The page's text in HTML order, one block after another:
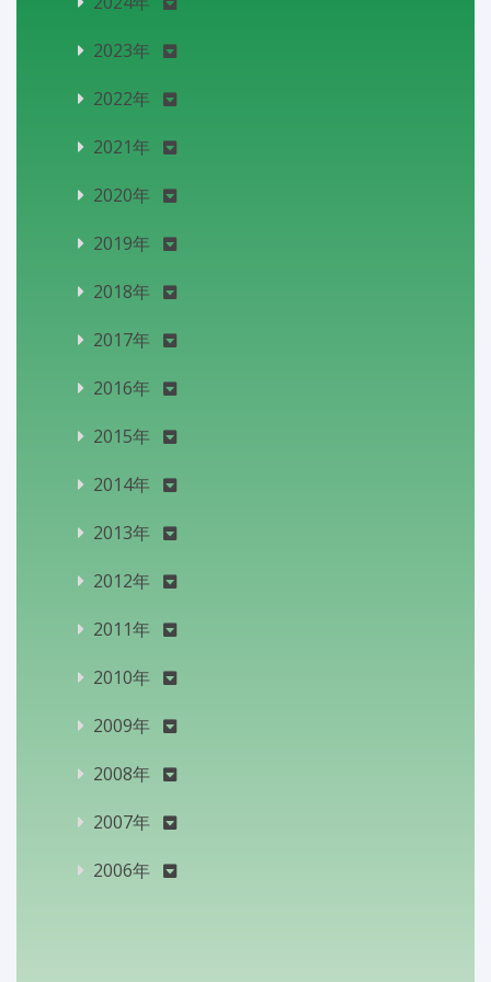
2023年
2022年
2021年
2020年
2019年
2018年
2017年
2016年
2015年
2014年
2013年
2012年
2011年
2010年
2009年
2008年
2007年
2006年